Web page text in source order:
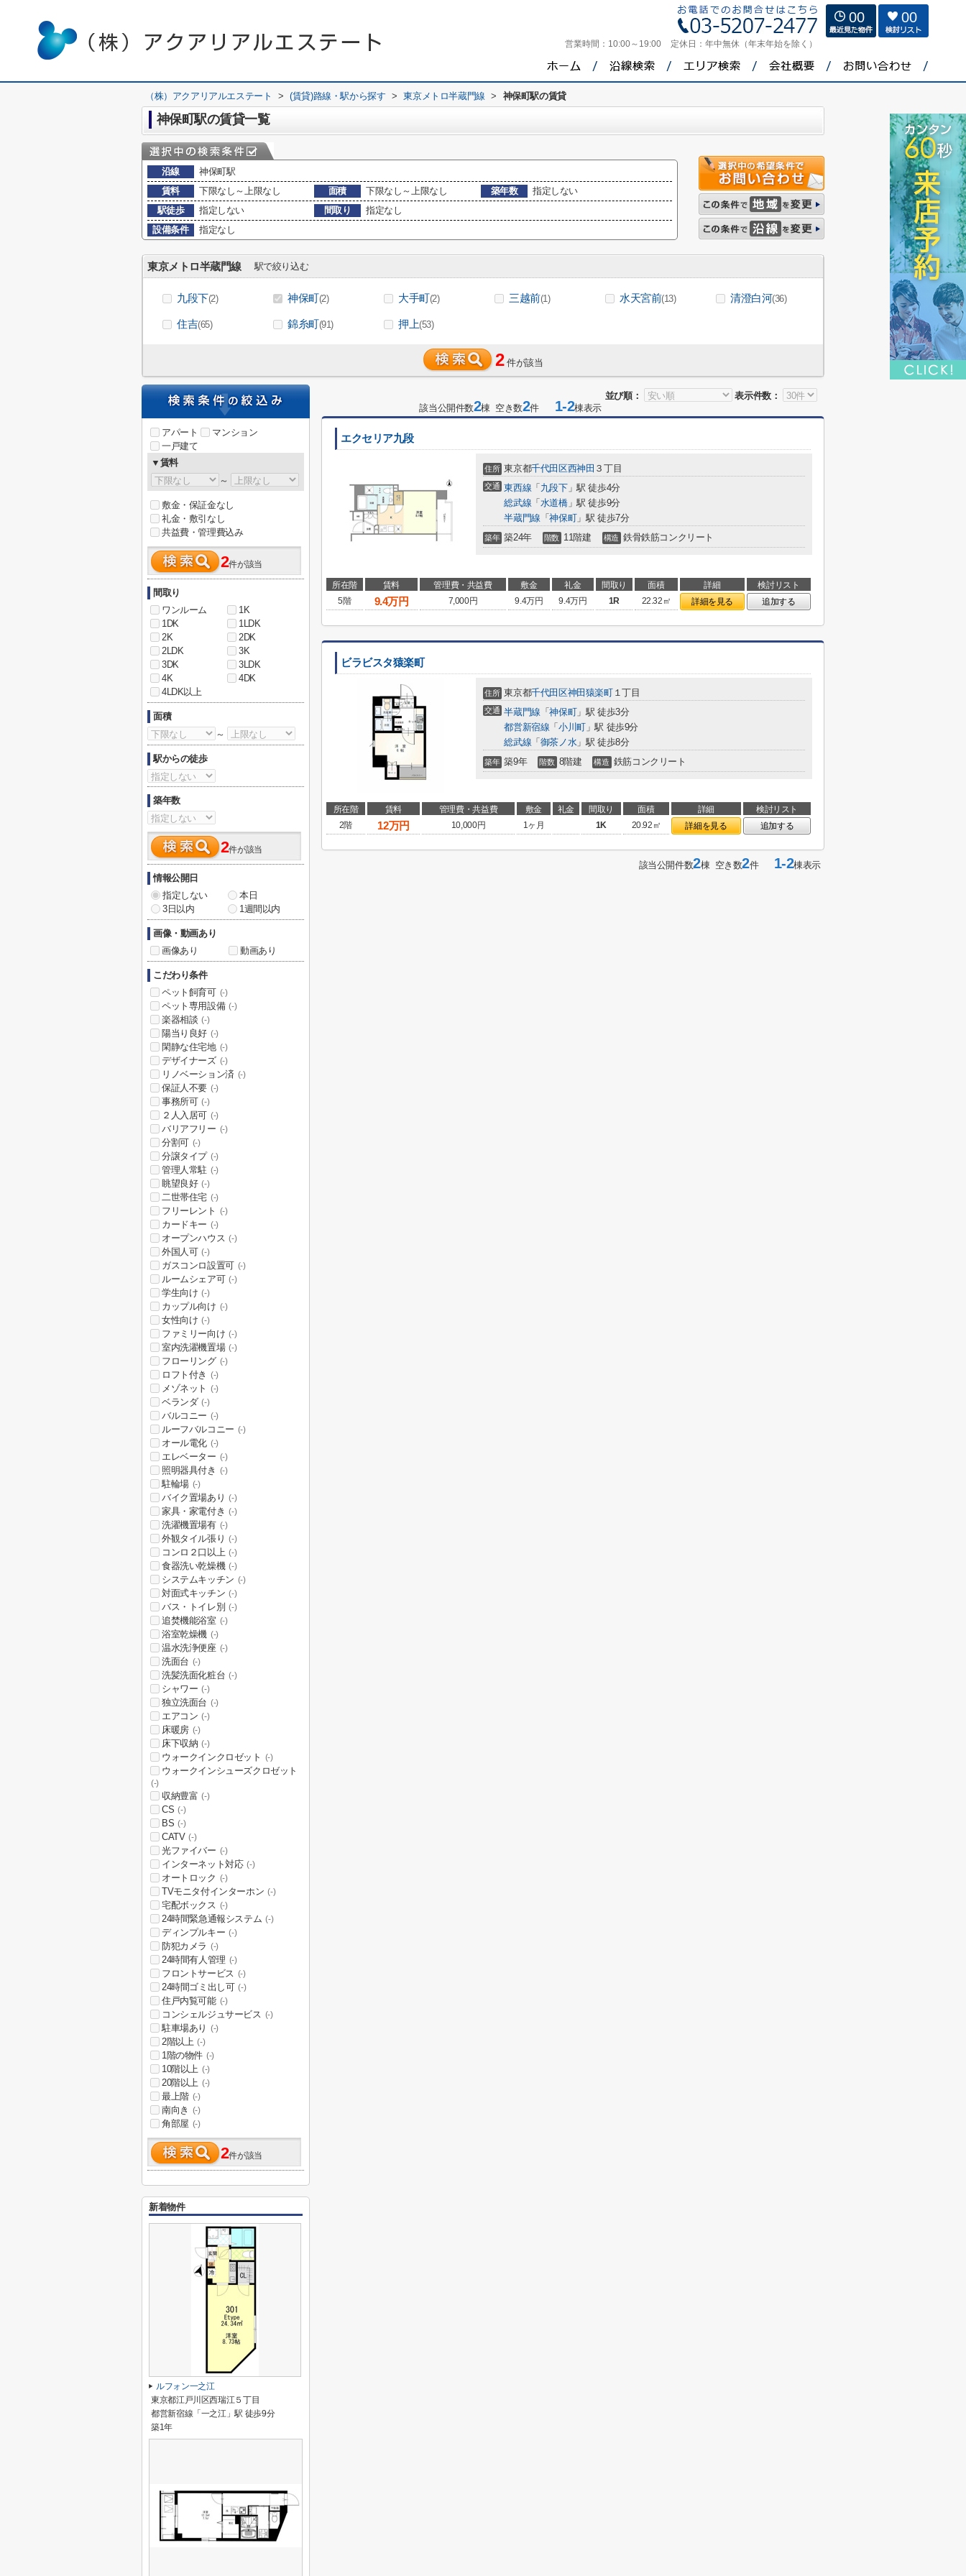
営業時間： 10:00～19:00 定休日： 年中無休（年末年始を除く）
00 00
（株）アクアリアルエステート > (賃貸)路線・駅から探す > 東京メトロ半蔵門線 > 神保町駅の賃貸
神保町駅の賃貸一覧
沿線
神保町駅
賃料
下限なし～上限なし 面積 下限なし～上限なし 築年数
指定しない
駅徒歩
指定しない 間取り
指定なし
設備条件
指定なし
東京メトロ半蔵門線 駅で絞り込む
九段下(2) 神保町(2) 大手町(2) 三越前(1) 水天宮前(13) 清澄白河(36)
住吉(65) 錦糸町(91) 押上(53)
2 件が該当
並び順：
表示件数：
該当公開件数2棟 空き数2件 1-2棟表示
エクセリア九段
住所 東京都千代田区西神田 ３丁目
交通 東西線 「 九段下」駅 徒歩4分
総武線 「 水道橋」駅 徒歩9分
半蔵門線 「神保町」駅 徒歩7分
築年 築24年 階数 11階建 構造 鉄骨鉄筋コンクリート
所在階 賃料 管理費・共益費 敷金 礼金 間取り 面積 詳細
検討リスト
5階
9.4万円 7,000円 9.4万円 9.4万円 1R 22.32㎡ 詳細を見る 追加する
ビラビスタ猿楽町
住所 東京都千代田区神田猿楽町１丁目
交通 半蔵門線 「神保町」駅 徒歩3分
都営新宿線 「 小川町」駅 徒歩9分
総武線 「 御茶ノ水」駅 徒歩8分
築年 築9年 階数 8階建 構造 鉄筋コンクリート
所在階 賃料 管理費・共益費 敷金 礼金 間取り 面積 詳細
検討リスト
2階
12万円 10,000円 1ヶ月 1K 20.92㎡ 詳細を見る 追加する
該当公開件数2棟 空き数2件1-2棟表示
アパート
マンション
一戸建て
▼賃料
～
敷金・保証金なし
礼金・敷引なし
共益費・管理費込み
2件が該当
間取り
ワンルーム
1K
1DK
1LDK
2K
2DK
2LDK
3K
3DK
3LDK
4K
4DK
4LDK以上
面積
～
駅からの徒歩
築年数
2件が該当
情報公開日
指定しない
本日
3日以内
1週間以内
画像・動画あり
画像あり
動画あり
こだわり条件
ペット飼育可 (-)
ペット専用設備 (-)
楽器相談 (-)
陽当り良好 (-)
閑静な住宅地 (-)
デザイナーズ (-)
リノベーション済 (-)
保証人不要 (-)
事務所可 (-)
２人入居可 (-)
バリアフリー (-)
分割可 (-)
分譲タイプ (-)
管理人常駐 (-)
眺望良好 (-)
二世帯住宅 (-)
フリーレント (-)
カードキー (-)
オープンハウス (-)
外国人可 (-)
ガスコンロ設置可 (-)
ルームシェア可 (-)
学生向け (-)
カップル向け (-)
女性向け (-)
ファミリー向け (-)
室内洗濯機置場 (-)
フローリング (-)
ロフト付き (-)
メゾネット (-)
ベランダ (-)
バルコニー (-)
ルーフバルコニー (-)
オール電化 (-)
エレベーター (-)
照明器具付き (-)
駐輪場 (-)
バイク置場あり (-)
家具・家電付き (-)
洗濯機置場有 (-)
外観タイル張り (-)
コンロ２口以上 (-)
食器洗い乾燥機 (-)
システムキッチン (-)
対面式キッチン (-)
バス・トイレ別 (-)
追焚機能浴室 (-)
浴室乾燥機 (-)
温水洗浄便座 (-)
洗面台 (-)
洗髪洗面化粧台 (-)
シャワー (-)
独立洗面台 (-)
エアコン (-)
床暖房 (-)
床下収納 (-)
ウォークインクロゼット (-)
ウォークインシューズクロゼット
(-)
収納豊富 (-)
CS (-)
BS (-)
CATV (-)
光ファイバー (-)
インターネット対応 (-)
オートロック (-)
TVモニタ付インターホン (-)
宅配ボックス (-)
24時間緊急通報システム (-)
ディンプルキー (-)
防犯カメラ (-)
24時間有人管理 (-)
フロントサービス (-)
24時間ゴミ出し可 (-)
住戸内覧可能 (-)
コンシェルジュサービス (-)
駐車場あり (-)
2階以上 (-)
1階の物件 (-)
10階以上 (-)
20階以上 (-)
最上階 (-)
南向き (-)
角部屋 (-)
2件が該当
新着物件
ルフォン一之江
東京都江戸川区西瑞江５丁目
都営新宿線「一之江」駅 徒歩9分
築1年